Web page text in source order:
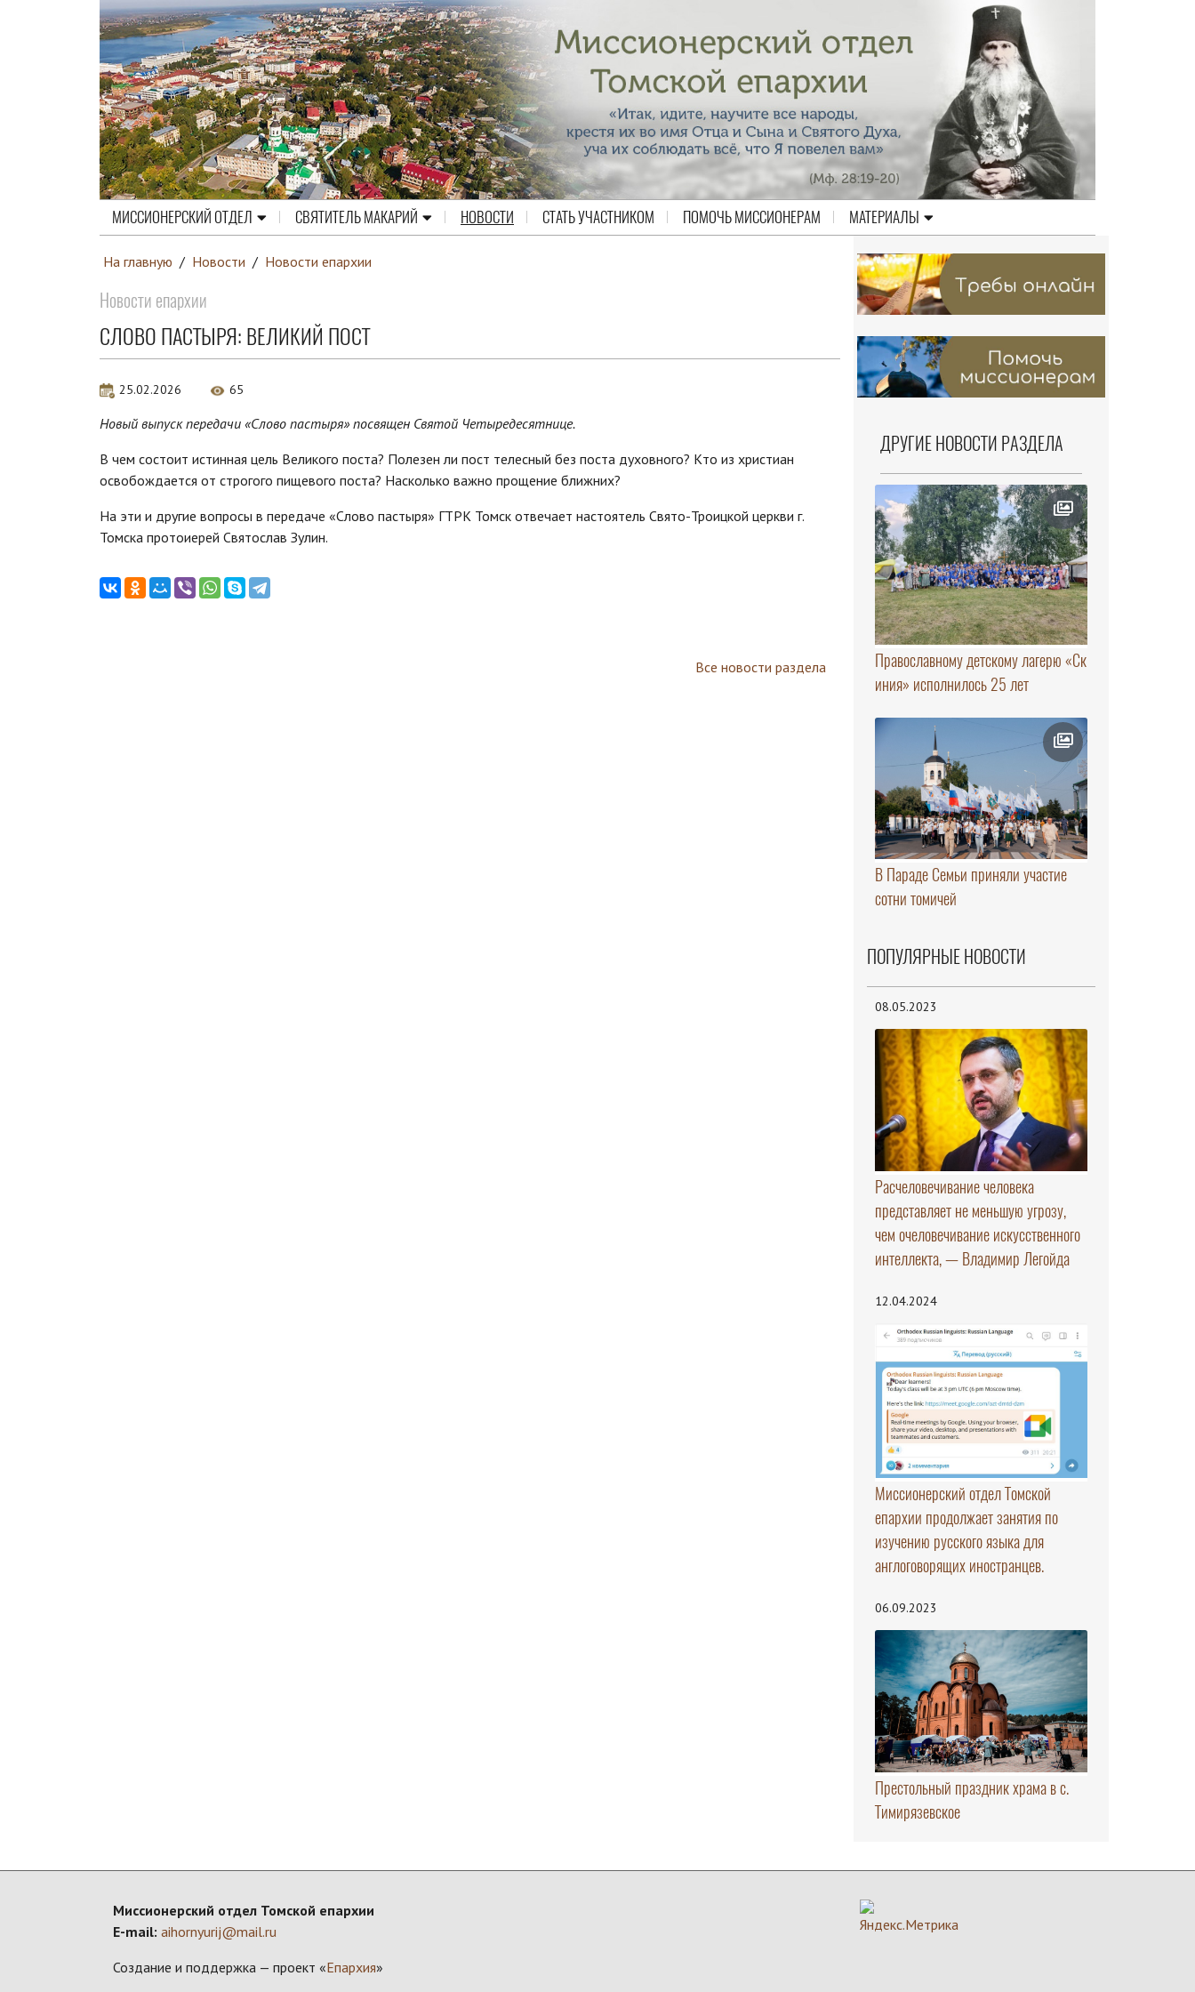
МИССИОНЕРСКИЙ ОТДЕЛ СВЯТИТЕЛЬ МАКАРИЙ НОВОСТИ СТАТЬ УЧАСТНИКОМ ПОМОЧЬ МИССИОНЕРАМ МАТЕРИАЛЫ
На главную / Новости / Новости епархии
Новости епархии
СЛОВО ПАСТЫРЯ: ВЕЛИКИЙ ПОСТ
25.02.2026 65
Новый выпуск передачи «Слово пастыря» посвящен Святой Четыредесятнице.
В чем состоит истинная цель Великого поста? Полезен ли пост телесный без поста духовного? Кто из христиан
освобождается от строгого пищевого поста? Насколько важно прощение ближних?
На эти и другие вопросы в передаче «Слово пастыря» ГТРК Томск отвечает настоятель Свято-Троицкой церкви г.
Томска протоиерей Святослав Зулин.
Все новости раздела
ДРУГИЕ НОВОСТИ РАЗДЕЛА
Православному детскому лагерю «Ск
иния» исполнилось 25 лет
В Параде Семьи приняли участие
сотни томичей
ПОПУЛЯРНЫЕ НОВОСТИ
08.05.2023
Расчеловечивание человека
представляет не меньшую угрозу,
чем очеловечивание искусственного
интеллекта, — Владимир Легойда
12.04.2024
Миссионерский отдел Томской
епархии продолжает занятия по
изучению русского языка для
англоговорящих иностранцев.
06.09.2023
Престольный праздник храма в с.
Тимирязевское
Миссионерский отдел Томской епархии
E-mail: aihornyurij@mail.ru
Создание и поддержка — проект «Епархия»